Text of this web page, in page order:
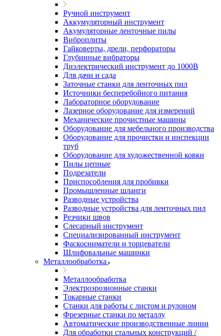
Ручной инструмент
Аккумуляторный инструмент
Акумуляторные ленточные пилы
Виброплиты
Гайковерты, дрели, перфораторы
Глубинные вибраторы
Диэлектрический инструмент до 1000В
Для дачи и сада
Заточные станки для ленточных пил
Источники бесперебойного питания
Лабораторное оборудование
Лазерное оборудование для измерений
Механические прочистные машины
Оборудование для мебельного производства
Оборудование для прочистки и инспекции
труб
Оборудование для художественной ковки
Пилы цепные
Подрезатели
Приспособления для пробивки
Промышленные шланги
Разводные устройства
Разводные устройства для ленточных пил
Резчики швов
Слесарный инструмент
Специализированный инструмент
Фаскосниматели и торцеватели
Шлифовальные машинки
Металлообработка
Металлообработка
Электроэрозионные станки
Токарные станки
Станки для работы с листом и рулоном
Фрезерные станки по металлу
Автоматические производственные линии
Для обработки стальных конструкций /